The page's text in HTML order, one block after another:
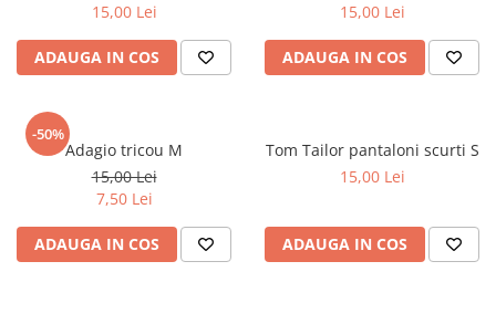
15,00 Lei
ADAUGA IN COS
15,00 Lei
ADAUGA IN COS
-50%
Adagio tricou M
15,00 Lei
7,50 Lei
ADAUGA IN COS
Tom Tailor pantaloni scurti S
15,00 Lei
ADAUGA IN COS